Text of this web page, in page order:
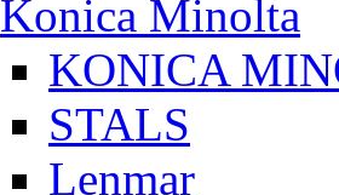
Konica Minolta
KONICA
STALS
Lenmar